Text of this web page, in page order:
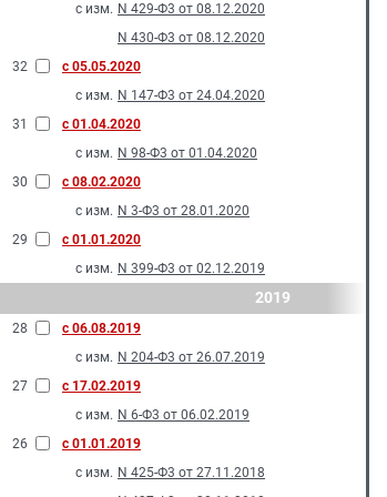
с изм. N 429-Ф3 от 08.12.2020
N 430-Ф3 от 08.12.2020
32
с 05.05.2020
с изм. N 147-Ф3 от 24.04.2020
31
с 01.04.2020
с изм. N 98-Ф3 от 01.04.2020
30
с 08.02.2020
с изм. N 3-Ф3 от 28.01.2020
29
с 01.01.2020
с изм. N 399-Ф3 от 02.12.2019
2019
28
с 06.08.2019
с изм. N 204-Ф3 от 26.07.2019
27
с 17.02.2019
с изм. N 6-Ф3 от 06.02.2019
26
с 01.01.2019
с изм. N 425-Ф3 от 27.11.2018